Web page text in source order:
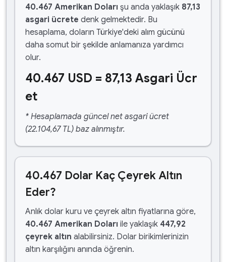
40.467 Amerikan Doları şu anda yaklaşık 87,13
asgari ücrete denk gelmektedir. Bu
hesaplama, doların Türkiye'deki alım gücünü
daha somut bir şekilde anlamanıza yardımcı
olur.
40.467 USD = 87,13 Asgari Ücr
et
* Hesaplamada güncel net asgari ücret
(22.104,67 TL) baz alınmıştır.
40.467 Dolar Kaç Çeyrek Altın
Eder?
Anlık dolar kuru ve çeyrek altın fiyatlarına göre,
40.467 Amerikan Doları ile yaklaşık 447,92
çeyrek altın alabilirsiniz. Dolar birikimlerinizin
altın karşılığını anında öğrenin.